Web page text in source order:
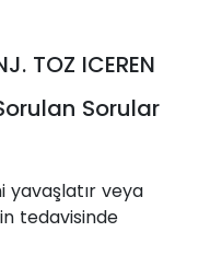
TOZ ICEREN
Sorular
yavaşlatır veya
tedavisinde